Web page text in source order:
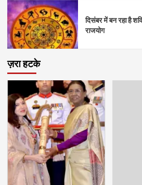
दिसंबर में बन रहा है
राजयोग
ज़रा हटके